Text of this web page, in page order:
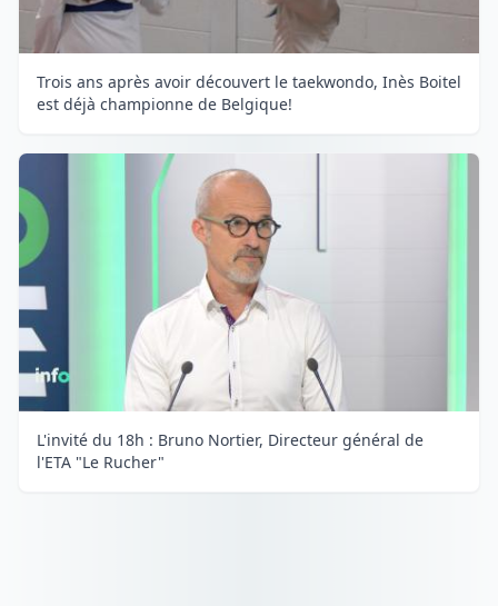
Trois ans après avoir découvert le taekwondo, Inès Boitel
est déjà championne de Belgique!
L'invité du 18h : Bruno Nortier, Directeur général de
l'ETA "Le Rucher"